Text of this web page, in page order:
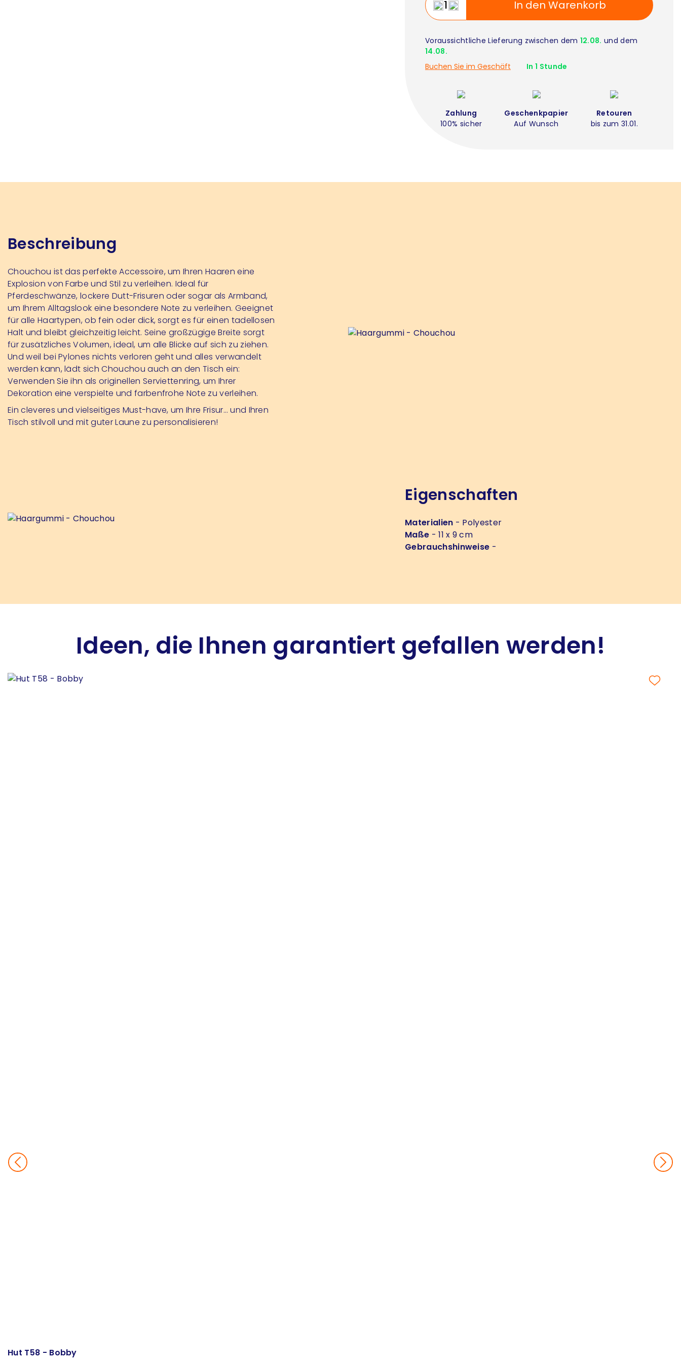
In den Warenkorb
Voraussichtliche Lieferung zwischen dem 12.08. und dem
14.08.
Buchen Sie im Geschäft
In 1 Stunde
Zahlung
100% sicher
Geschenkpapier
Auf Wunsch
Retouren
bis zum 31.01.
Beschreibung
Chouchou ist das perfekte Accessoire, um Ihren Haaren eine
Explosion von Farbe und Stil zu verleihen. Ideal für
Pferdeschwänze, lockere Dutt-Frisuren oder sogar als Armband,
um Ihrem Alltagslook eine besondere Note zu verleihen. Geeignet
für alle Haartypen, ob fein oder dick, sorgt es für einen tadellosen
Halt und bleibt gleichzeitig leicht. Seine großzügige Breite sorgt
für zusätzliches Volumen, ideal, um alle Blicke auf sich zu ziehen.
Und weil bei Pylones nichts verloren geht und alles verwandelt
werden kann, lädt sich Chouchou auch an den Tisch ein:
Verwenden Sie ihn als originellen Serviettenring, um Ihrer
Dekoration eine verspielte und farbenfrohe Note zu verleihen.
Ein cleveres und vielseitiges Must-have, um Ihre Frisur… und Ihren
Tisch stilvoll und mit guter Laune zu personalisieren!
Eigenschaften
Materialien - Polyester
Maße - 11 x 9 cm
Gebrauchshinweise -
Ideen, die Ihnen garantiert gefallen werden!
Hut T58 - Bobby